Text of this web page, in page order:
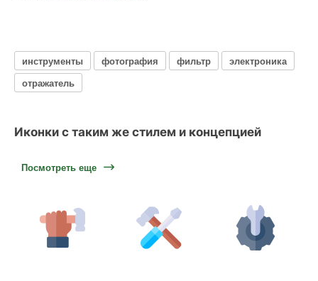
инструменты фотография фильтр
электроника
отражатель
Иконки с таким же стилем и концепцией
Посмотреть еще